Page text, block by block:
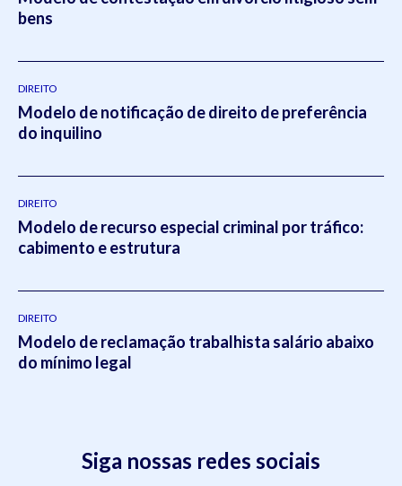
bens
DIREITO
Modelo de notificação de direito de preferência
do inquilino
DIREITO
Modelo de recurso especial criminal por tráfico:
cabimento e estrutura
DIREITO
Modelo de reclamação trabalhista salário abaixo
do mínimo legal
Siga nossas redes sociais